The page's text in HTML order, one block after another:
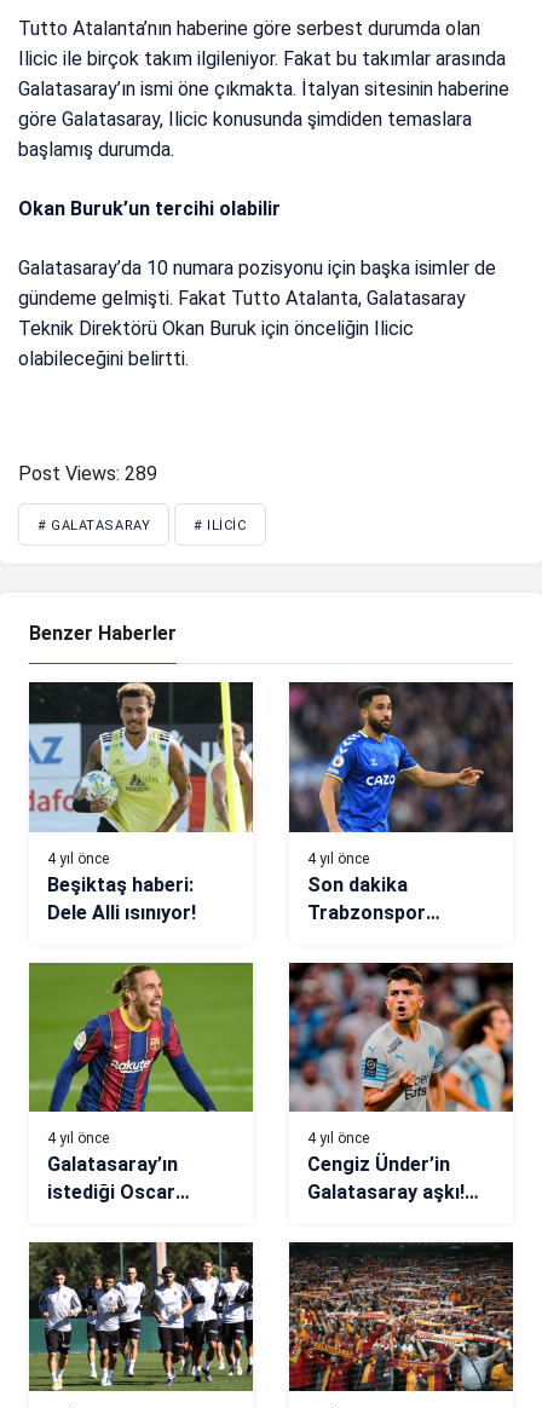
Tutto Atalanta’nın haberine göre serbest durumda olan
Ilicic ile birçok takım ilgileniyor. Fakat bu takımlar arasında
Galatasaray’ın ismi öne çıkmakta. İtalyan sitesinin haberine
göre Galatasaray, Ilicic konusunda şimdiden temaslara
başlamış durumda.
Okan Buruk’un tercihi olabilir
Galatasaray’da 10 numara pozisyonu için başka isimler de
gündeme gelmişti. Fakat Tutto Atalanta, Galatasaray
Teknik Direktörü Okan Buruk için önceliğin Ilicic
olabileceğini belirtti.
Post Views: 289
# GALATASARAY # ILICIC
Benzer Haberler
4 yıl önce
Beşiktaş haberi:
Dele Alli ısınıyor!
4 yıl önce
Son dakika
Trabzonspor
Kanada iki aday
4 yıl önce
Galatasaray’ın
istediği Oscar
Vigo’ya transfer
oluyor!
4 yıl önce
Cengiz Ünder’in
Galatasaray aşkı!